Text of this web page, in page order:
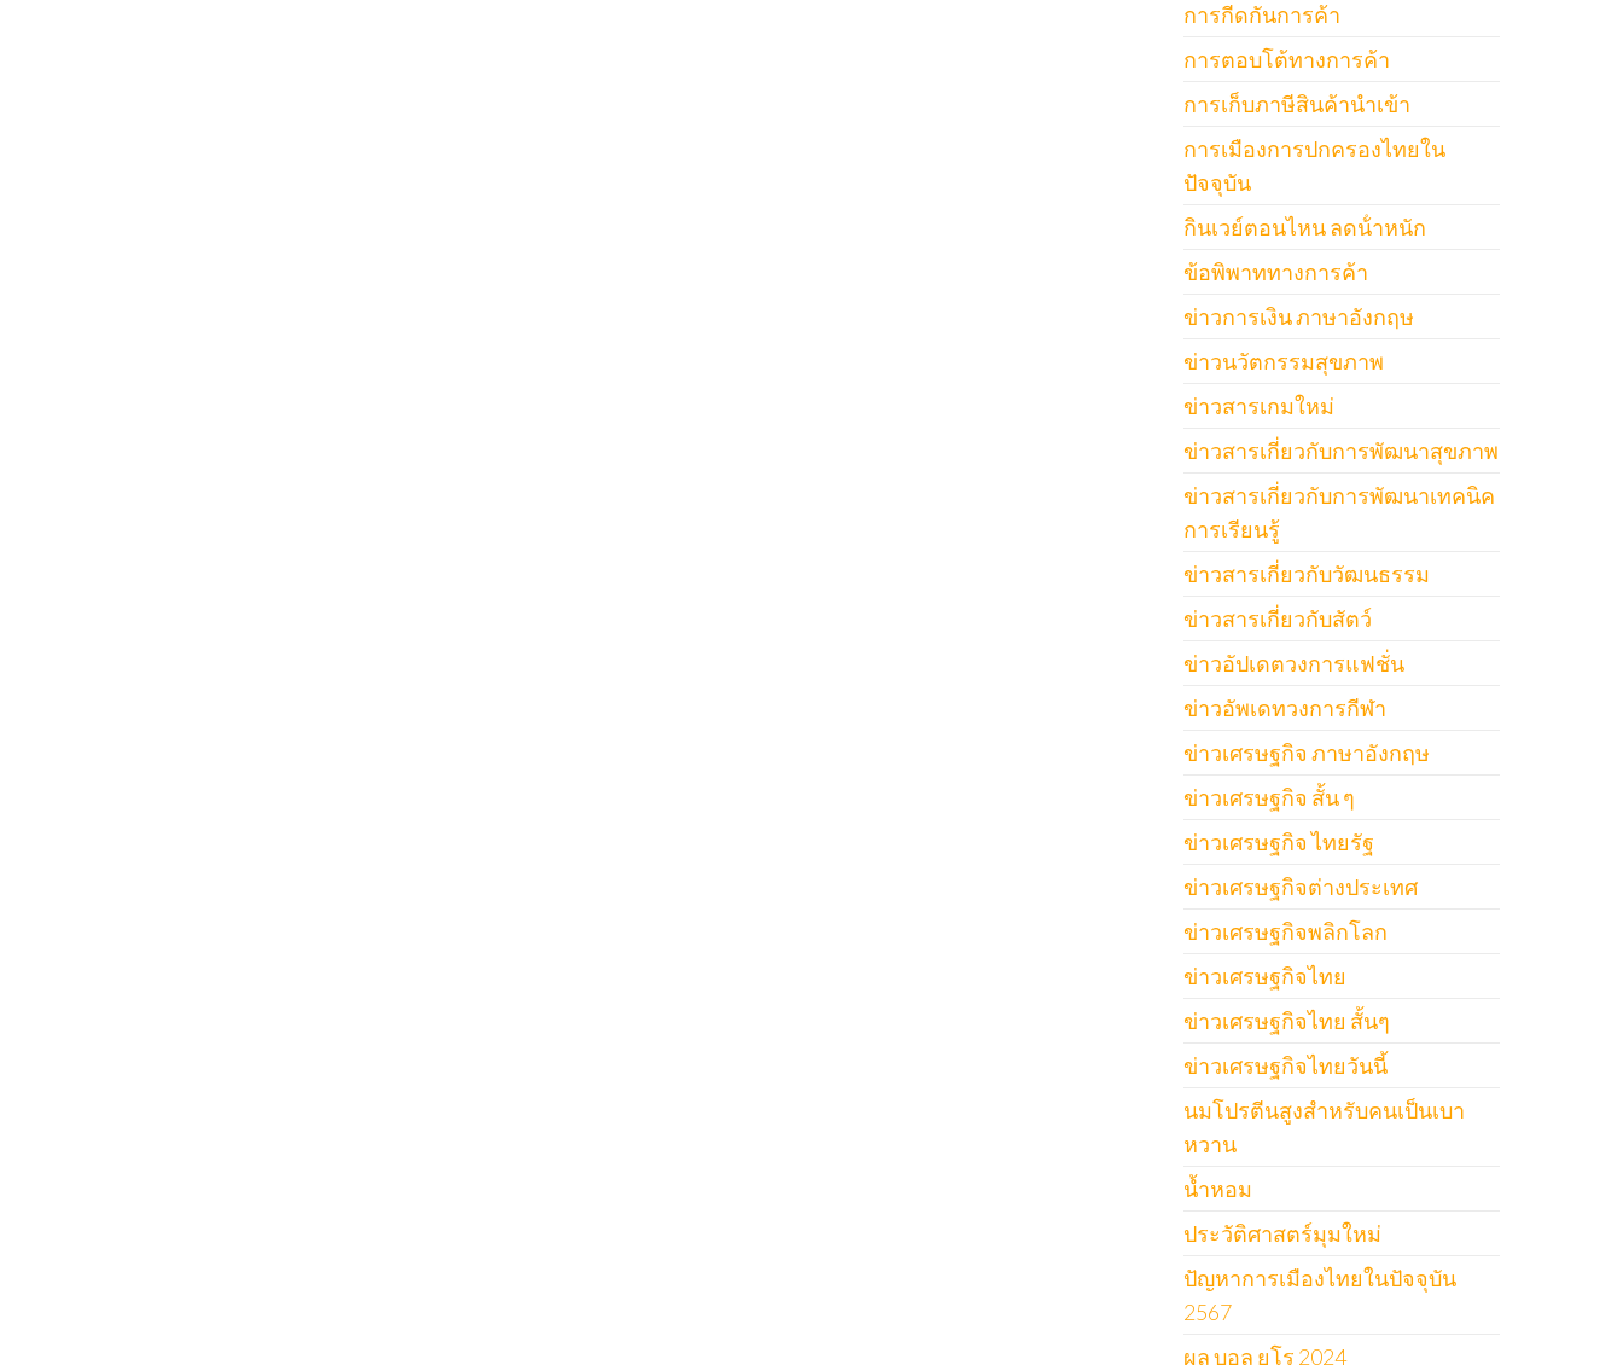
การกีดกันการค้า
การตอบโต้ทางการค้า
การเก็บภาษีสินค้านำเข้า
การเมืองการปกครองไทยใน
ปัจจุบัน
กินเวย์ตอนไหน ลดน้ําหนัก
ข้อพิพาททางการค้า
ข่าวการเงิน ภาษาอังกฤษ
ข่าวนวัตกรรมสุขภาพ
ข่าวสารเกมใหม่
ข่าวสารเกี่ยวกับการพัฒนาสุขภาพ
ข่าวสารเกี่ยวกับการพัฒนาเทคนิค
การเรียนรู้
ข่าวสารเกี่ยวกับวัฒนธรรม
ข่าวสารเกี่ยวกับสัตว์
ข่าวอัปเดตวงการแฟชั่น
ข่าวอัพเดทวงการกีฬา
ข่าวเศรษฐกิจ ภาษาอังกฤษ
ข่าวเศรษฐกิจ สั้น ๆ
ข่าวเศรษฐกิจ ไทยรัฐ
ข่าวเศรษฐกิจต่างประเทศ
ข่าวเศรษฐกิจพลิกโลก
ข่าวเศรษฐกิจไทย
ข่าวเศรษฐกิจไทย สั้นๆ
ข่าวเศรษฐกิจไทยวันนี้
นมโปรตีนสูงสำหรับคนเป็นเบา
หวาน
น้ำหอม
ประวัติศาสตร์มุมใหม่
ปัญหาการเมืองไทยในปัจจุบัน
2567
ผล บอล ยูโร 2024